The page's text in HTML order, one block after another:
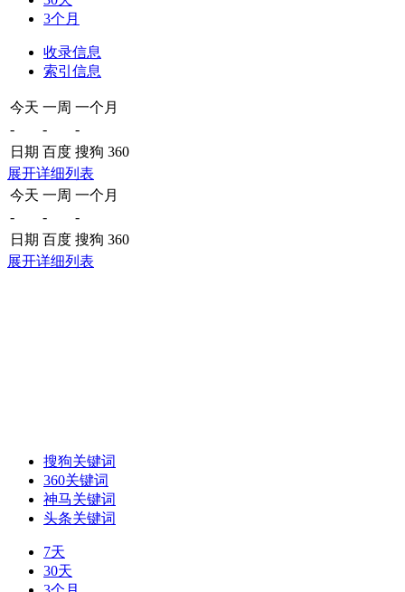
3个月
收录信息
索引信息
今天 一周 一个月
-
-
-
日期 百度 搜狗 360
展开详细列表
今天 一周 一个月
-
-
-
日期 百度 搜狗 360
展开详细列表
搜狗关键词
360关键词
神马关键词
头条关键词
7天
30天